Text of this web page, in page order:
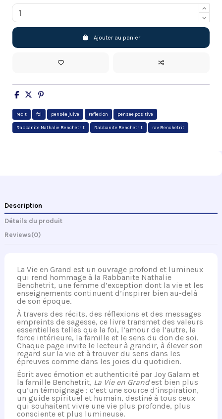
Ajouter au panier
recit foi pensée juive reflexion pensee positive
Rabbanite Nathalie Benchetrit Rabbanite Benchetrit rav Benchetrit
Description
Détails du produit
Reviews(0)
La Vie en Grand est un ouvrage profond et lumineux
qui rend hommage à la Rabbanite Nathalie
Benchetrit, une femme d’exception dont la vie et les
enseignements continuent d’inspirer bien au-delà
de son époque.
À travers des récits, des réflexions et des messages
empreints de sagesse, ce livre transmet des valeurs
essentielles telles que la foi, l’amour de l’autre, la
force intérieure, la famille et le sens du don de soi.
Chaque page invite le lecteur à grandir, à élever son
regard sur la vie et à trouver du sens dans les
épreuves comme dans les joies du quotidien.
Écrit avec émotion et authenticité par Joy Galam et
la famille Benchetrit, La Vie en Grandest bien plus
qu’un témoignage : c’est une source d’inspiration,
un guide spirituel et humain, destiné à tous ceux
qui souhaitent vivre une vie plus profonde, plus
consciente et plus lumineuse.